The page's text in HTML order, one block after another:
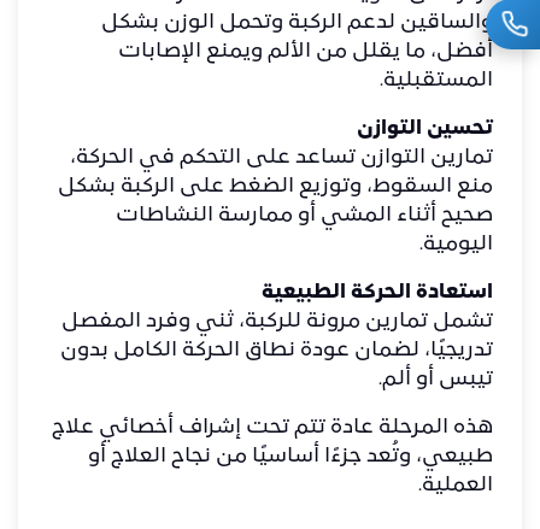
والساقين لدعم الركبة وتحمل الوزن بشكل
أفضل، ما يقلل من الألم ويمنع الإصابات
المستقبلية.
تحسين التوازن
تمارين التوازن تساعد على التحكم في الحركة،
منع السقوط، وتوزيع الضغط على الركبة بشكل
صحيح أثناء المشي أو ممارسة النشاطات
اليومية.
استعادة الحركة الطبيعية
تشمل تمارين مرونة للركبة، ثني وفرد المفصل
تدريجيًا، لضمان عودة نطاق الحركة الكامل بدون
تيبس أو ألم.
هذه المرحلة عادة تتم تحت إشراف أخصائي علاج
طبيعي، وتُعد جزءًا أساسيًا من نجاح العلاج أو
العملية.